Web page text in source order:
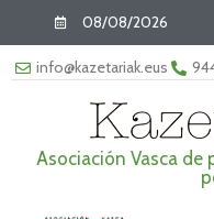
08/08/2026
info@kazetariak.eus
Asociación Vasca de